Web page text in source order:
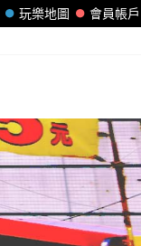
會員帳戶
玩樂地圖